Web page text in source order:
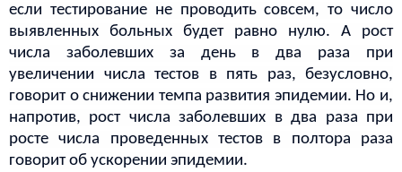
если тестирование не проводить совсем, то число
выявленных больных будет равно нулю. А рост
числа заболевших за день в два раза при
увеличении числа тестов в пять раз, безусловно,
говорит о снижении темпа развития эпидемии. Но и,
напротив, рост числа заболевших в два раза при
росте числа проведенных тестов в полтора раза
говорит об ускорении эпидемии.